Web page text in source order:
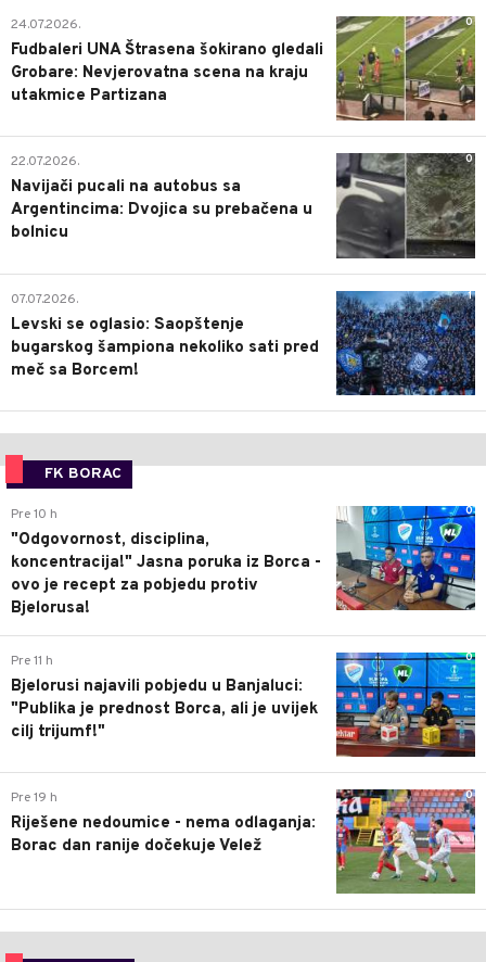
0
24.07.2026.
Fudbaleri UNA Štrasena šokirano gledali
Grobare: Nevjerovatna scena na kraju
utakmice Partizana
0
22.07.2026.
Navijači pucali na autobus sa
Argentincima: Dvojica su prebačena u
bolnicu
1
07.07.2026.
Levski se oglasio: Saopštenje
bugarskog šampiona nekoliko sati pred
meč sa Borcem!
FK BORAC
0
Pre 10 h
"Odgovornost, disciplina,
koncentracija!" Jasna poruka iz Borca -
ovo je recept za pobjedu protiv
Bjelorusa!
0
Pre 11 h
Bjelorusi najavili pobjedu u Banjaluci:
"Publika je prednost Borca, ali je uvijek
cilj trijumf!"
0
Pre 19 h
Riješene nedoumice - nema odlaganja:
Borac dan ranije dočekuje Velež